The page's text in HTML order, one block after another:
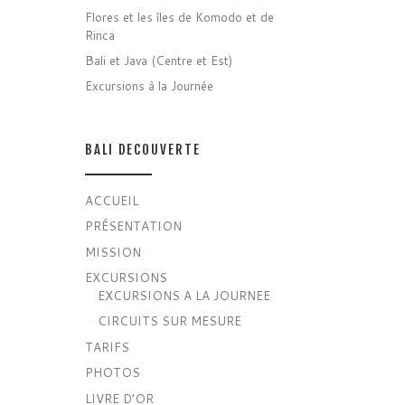
Flores et les îles de Komodo et de
Rinca
Bali et Java (Centre et Est)
Excursions à la Journée
BALI DECOUVERTE
ACCUEIL
PRÉSENTATION
MISSION
EXCURSIONS
EXCURSIONS A LA JOURNEE
CIRCUITS SUR MESURE
TARIFS
PHOTOS
LIVRE D’OR